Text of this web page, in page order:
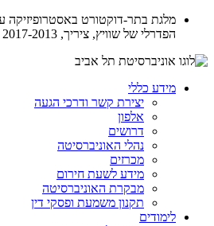
מלגת בתר-דוקטורט באסטרופיזיקה
הפדרלי של שוויץ, ציריך, 2017-2013
מידע כללי
יצירת קשר ודרכי הגעה
אלפון
דרושים
נהלי האוניברסיטה
מכרזים
מידע לשעת חירום
מבקרת האוניברסיטה
תקנון משמעת ופסקי דין
לימודים